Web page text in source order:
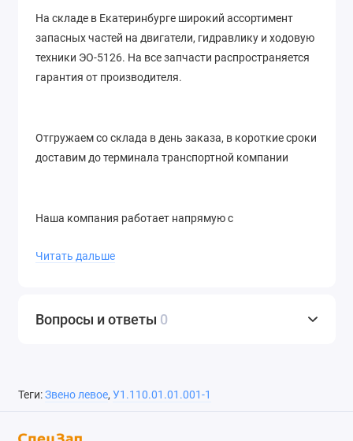
На складе в Екатеринбурге широкий ассортимент
запасных частей на двигатели, гидравлику и ходовую
техники ЭО-5126. На все запчасти распространяется
гарантия от производителя.
Отгружаем со склада в день заказа, в короткие сроки
доставим до терминала транспортной компании
Наша компания работает напрямую с
привлекательные условия реализации запчастей для
Читать дальше
Вопросы и ответы 0
Теги:Звено левое, У1.110.01.01.001-1